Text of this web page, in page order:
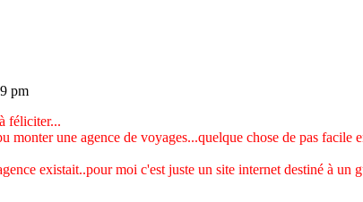
pm
féliciter...
monter une agence de voyages...quelque chose de pas
existait..pour moi c'est juste un site internet destiné à